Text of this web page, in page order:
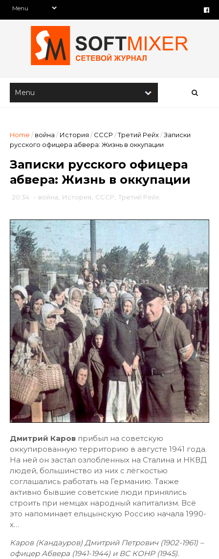
Home / война / История / СССР /Третий Рейх/Записки
русского офицера абвера: Жизнь в оккупации
Записки русского офицера
абвера: Жизнь в оккупации
20:34 - война История СССР Третий Рейх
Дмитрий Каров прибыл на советскую
оккупированную территорию в августе 1941 года.
На ней он застал озлобленных на Сталина и НКВД
людей, большинство из них с лёгкостью
соглашались работать на Германию. Также
активно бывшие советские люди принялись
строить при немцах народный капитализм. Всё
это напоминает ельцынскую Россию начала 1990-
х…
Каров (Кандауров) Дмитрий Петрович (1902-1961) –
офицер Абвера (1941-1944) и ВС КОНР (1945).